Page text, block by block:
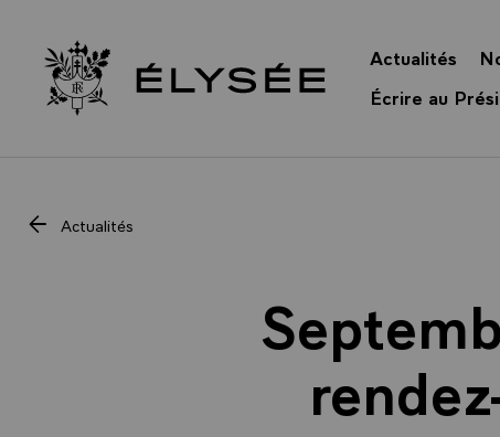
Retour à l’accueil Élysée
Actualités
Écrire au
Actualités